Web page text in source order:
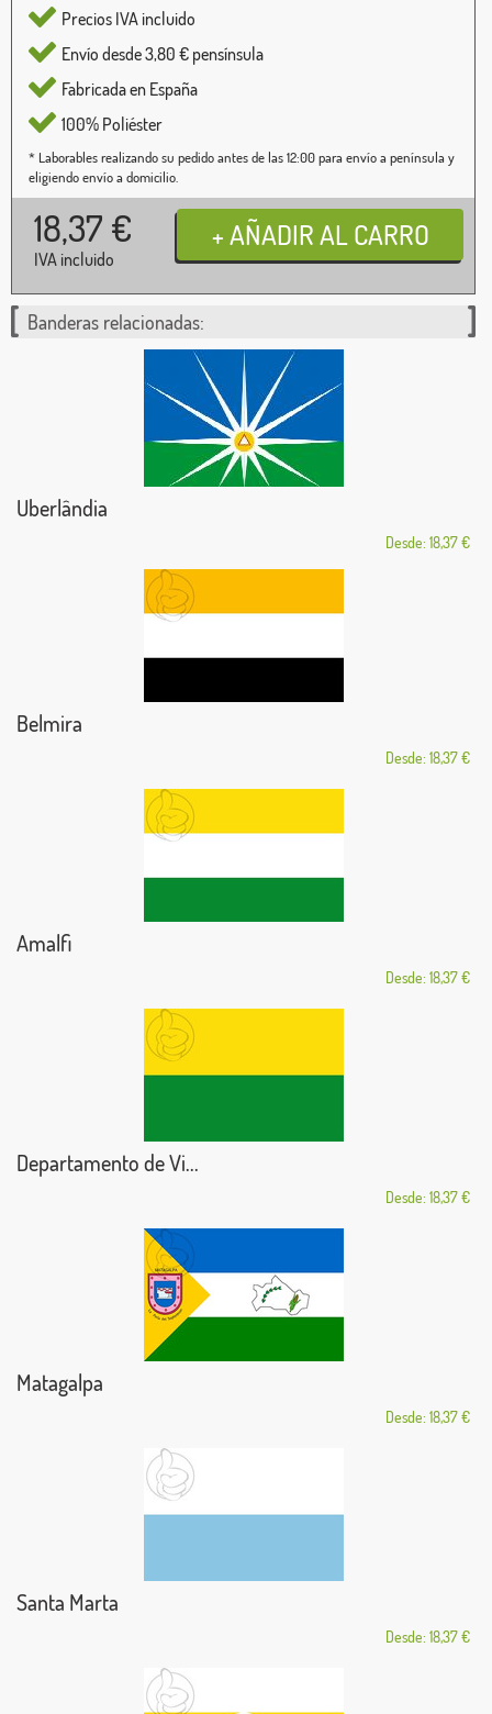
Precios IVA incluido
Envío desde 3,80 € pensínsula
Fabricada en España
100% Poliéster
* Laborables realizando su pedido antes de las 12:00 para envío a península y
eligiendo envío a domicilio.
18,37 €
IVA incluido
Banderas relacionadas:
Uberlândia
Desde: 18,37 €
Belmira
Desde: 18,37 €
Amalfi
Desde: 18,37 €
Departamento de Vi...
Desde: 18,37 €
Matagalpa
Desde: 18,37 €
Santa Marta
Desde: 18,37 €